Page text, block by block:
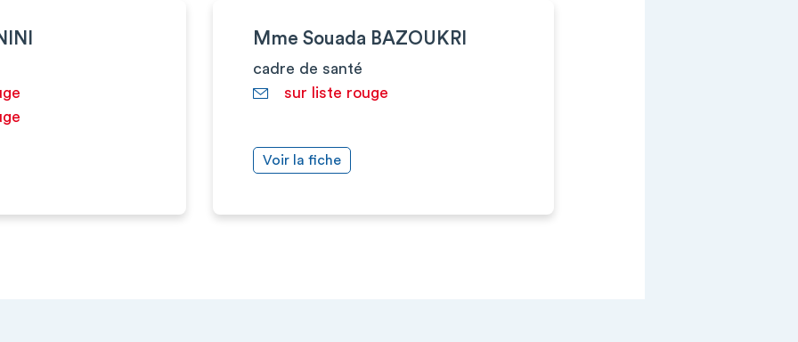
Mme Souada BAZOUKRI
cadre de santé
sur liste rouge
Voir la fiche